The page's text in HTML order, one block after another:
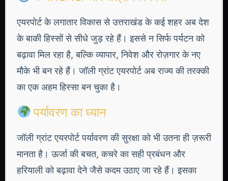
एयरपोर्ट के लगातार विकास से उत्तराखंड के कई शहर अब देश
के बाकी हिस्सों से सीधे जुड़ रहे हैं। इससे न सिर्फ पर्यटन को
बढ़ावा मिल रहा है, बल्कि व्यापार, निवेश और रोज़गार के नए
मौके भी बन रहे हैं। जॉली ग्रांट एयरपोर्ट अब राज्य की तरक्की
का एक अहम हिस्सा बन चुका है।
पर्यावरण का ध्यान
जॉली ग्रांट एयरपोर्ट पर्यावरण की सुरक्षा को भी उतना ही ज़रूरी
मानता है। ऊर्जा की बचत, कचरे का सही प्रबंधन और
हरियाली को बढ़ावा देने जैसे कदम उठाए जा रहे हैं। इसका